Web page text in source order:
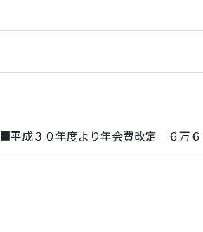
■平成３０年度より年会費改定 ６万６